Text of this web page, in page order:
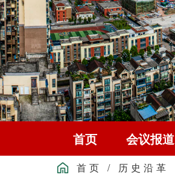
首页 会议报道
首页 / 历史沿革